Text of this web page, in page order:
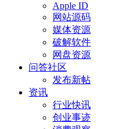
Apple ID
网站源码
媒体资源
破解软件
网盘资源
问答社区
发布新帖
资讯
行业快讯
创业事迹